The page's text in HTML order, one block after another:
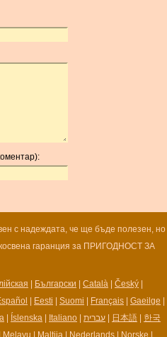
с надеждата, че ще бъде полезен, но
гаранция за ПРИГОДНОСТ ЗА
| Български | Català | Český |
| Eesti | Suomi | Français | Gaeilge |
| Íslenska | Italiano | עברית | 日本語 | 한국
Melayu | Maltija | Nederlands | Norske |